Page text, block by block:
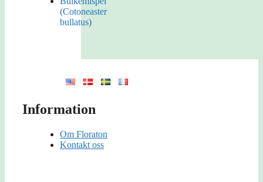
(Cotoneaster
bullatus)
Information
Om Floraton
Kontakt oss